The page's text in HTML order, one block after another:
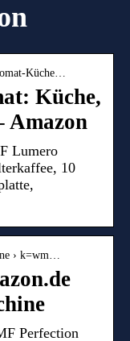
Küche…
Küche,
Amazon
Lumero
10
› k=wm…
Perfection